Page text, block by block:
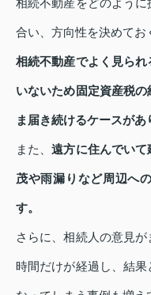
合い、方向性を決めてお
相続不動産でよく見ら
いないため固定資産税
ま届き続けるケースがあ
また、遠方に住んでい
茂や雨漏りなど周辺へ
す。
さらに、相続人の意見
時間だけが経過し、結